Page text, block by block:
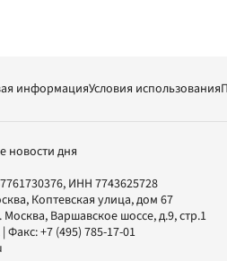
информацияУсловия использования
новости дня
ИНН 7743625728
Коптевская улица, дом 67
Москва, Варшавское шоссе, д.9, стр.1
| Факс:+7 (495) 785-17-01